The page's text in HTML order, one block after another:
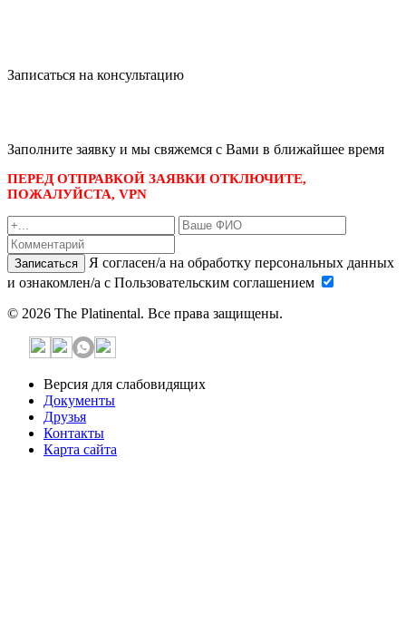
Записаться на консультацию
Заполните заявку и мы свяжемся с Вами в ближайшее время
ПЕРЕД ОТПРАВКОЙ ЗАЯВКИ ОТКЛЮЧИТЕ,
ПОЖАЛУЙСТА, VPN
Записаться
Я согласен/а на обработку персональных данных
и ознакомлен/а с Пользовательским соглашением
© 2026 The Platinental. Все права защищены.
Версия для слабовидящих
Документы
Друзья
Контакты
Карта сайта